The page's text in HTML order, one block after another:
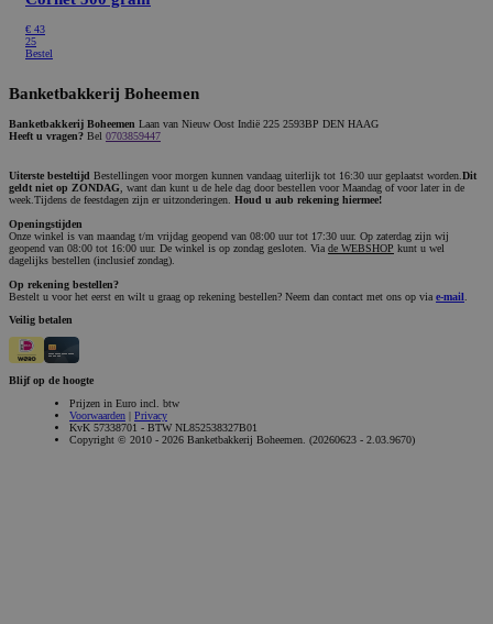
€ 43
25
Bestel
Banketbakkerij Boheemen
Banketbakkerij Boheemen Laan van Nieuw Oost Indië 225 2593BP DEN HAAG
Heeft u vragen? Bel 0703859447
Uiterste besteltijd Bestellingen voor morgen kunnen vandaag uiterlijk tot 16:30 uur geplaatst worden. Dit
geldt niet op ZONDAG , want dan kunt u de hele dag door bestellen voor Maandag of voor later in de
week.Tijdens de feestdagen zijn er uitzonderingen. Houd u aub rekening hiermee!
Openingstijden
Onze winkel is van maandag t/m vrijdag geopend van 08:00 uur tot 17:30 uur. Op zaterdag zijn wij
geopend van 08:00 tot 16:00 uur. De winkel is op zondag gesloten. Via de WEBSHOP kunt u wel
dagelijks bestellen (inclusief zondag).
Op rekening bestellen?
Bestelt u voor het eerst en wilt u graag op rekening bestellen? Neem dan contact met ons op via e-mail
Veilig betalen
Blijf op de hoogte
Prijzen in Euro incl. btw
Voorwaarden | Privacy
KvK 57338701 - BTW NL852538327B01
Copyright © 2010 - 2026 Banketbakkerij Boheemen. (20260623 - 2.03.9670)